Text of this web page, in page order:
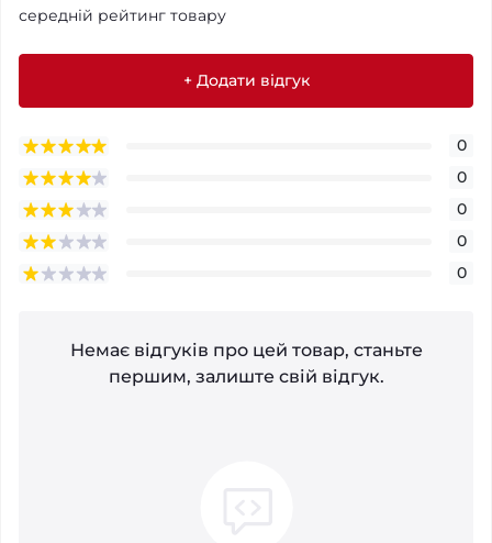
середній рейтинг товару
+ Додати відгук
0
0
0
0
0
Немає відгуків про цей товар, станьте
першим, залиште свій відгук.